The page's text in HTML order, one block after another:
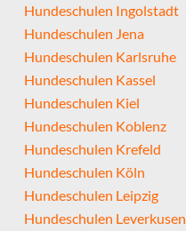
Hundeschulen Ingolstadt
Hundeschulen Jena
Hundeschulen Karlsruhe
Hundeschulen Kassel
Hundeschulen Kiel
Hundeschulen Koblenz
Hundeschulen Krefeld
Hundeschulen Köln
Hundeschulen Leipzig
Hundeschulen Leverkusen